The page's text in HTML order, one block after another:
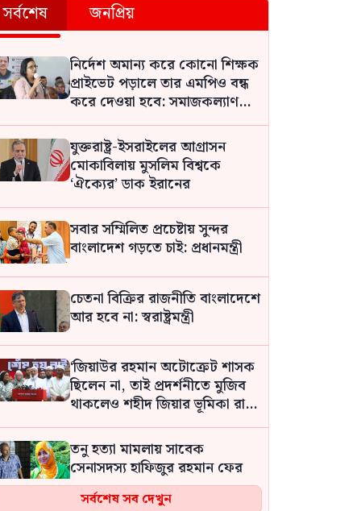
সর্বশেষ জনপ্রিয়
নির্দেশ অমান্য করে কোনো শিক্ষক
প্রাইভেট পড়ালে তার এমপিও বন্ধ
করে দেওয়া হবে: সমাজকল্যাণ
প্রতিমন্ত্রী
যুক্তরাষ্ট্র-ইসরাইলের আগ্রাসন
মোকাবিলায় মুসলিম বিশ্বকে
‘ঐক্যের’ ডাক ইরানের
সবার সম্মিলিত প্রচেষ্টায় সুন্দর
বাংলাদেশ গড়তে চাই: প্রধানমন্ত্রী
চেতনা বিক্রির রাজনীতি বাংলাদেশে
আর হবে না: স্বরাষ্ট্রমন্ত্রী
‘জিয়াউর রহমান অটোক্রেট শাসক
ছিলেন না, তাই প্রদর্শনীতে মুজিব
থাকলেও শহীদ জিয়ার ভূমিকা রাখা
হয়নি: জামায়াতের আমির
তনু হত্যা মামলায় সাবেক
সেনাসদস্য হাফিজুর রহমান ফের
গ্রেপ্তার
সর্বশেষ সব দেখুন